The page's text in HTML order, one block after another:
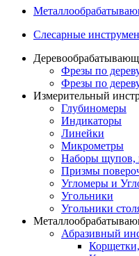
Слесарные
Фрезы по
Фрезы по
Измерительный
Глубиномеры
Индикаторы
Линейки
Микрометры
Наборы щупов,
Призмы
Угломеры и
Угольники
Угольники
Абразивный